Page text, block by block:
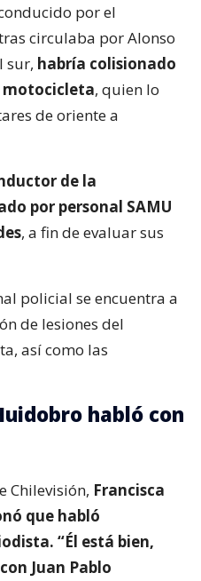
por el
circulaba por Alonso
sur, habría colisionado
motocicleta, quien lo
de oriente a
de la
por personal SAMU
, a fin de evaluar sus
policial se encuentra a
de lesiones del
así como las
habló con
Chilevisión, Francisca
que habló
“Él está bien,
Juan Pablo